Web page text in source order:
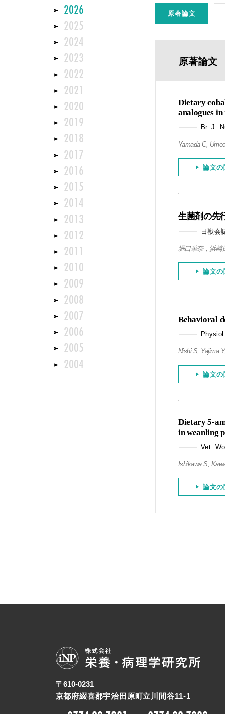
2026
2025
2024
2023
2022
2021
2020
2019
2018
2017
2016
2015
2014
2013
2012
2011
2010
2009
2008
2007
2006
2005
2004
原著論文
原著論文
Dietary
analogues
Br. J.
Yamada C,
論文の
生菌剤の先
日獣会
堀口華奈，浜崎
論文の
Behavioral
Nishi S, Yajima
論文の
Dietary 5-
in weanling
Vet.
Ishikawa S,
論文の
〒610-0231
京都府綴喜郡宇治田原町立川間谷11-1